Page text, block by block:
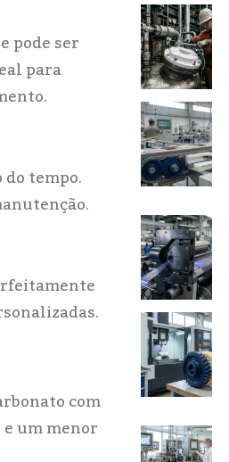
pode ser
para
tempo.
com
um menor